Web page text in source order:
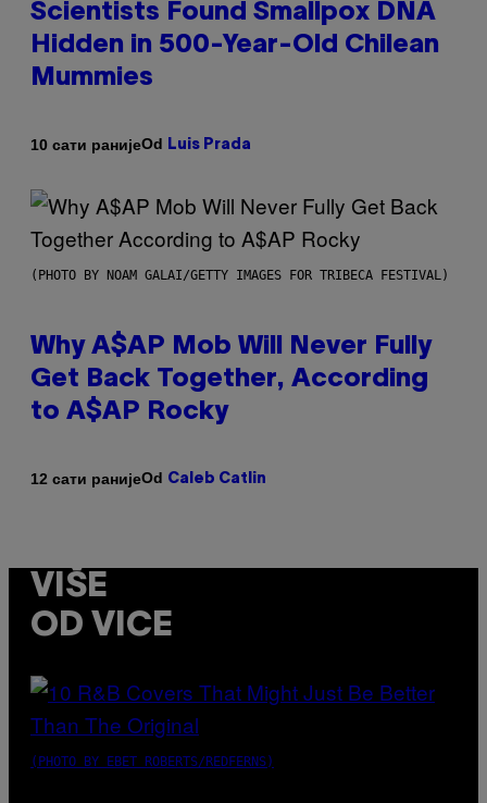
Scientists Found Smallpox DNA
Hidden in 500-Year-Old Chilean
Mummies
10 сати ранијеOd Luis Prada
(PHOTO BY NOAM GALAI/GETTY IMAGES FOR TRIBECA FESTIVAL)
Why A$AP Mob Will Never Fully
Get Back Together, According
to A$AP Rocky
12 сати ранијеOd Caleb Catlin
VIŠE
OD VICE
(PHOTO BY EBET ROBERTS/REDFERNS)